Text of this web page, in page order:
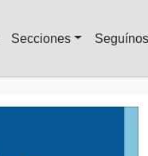
Secciones